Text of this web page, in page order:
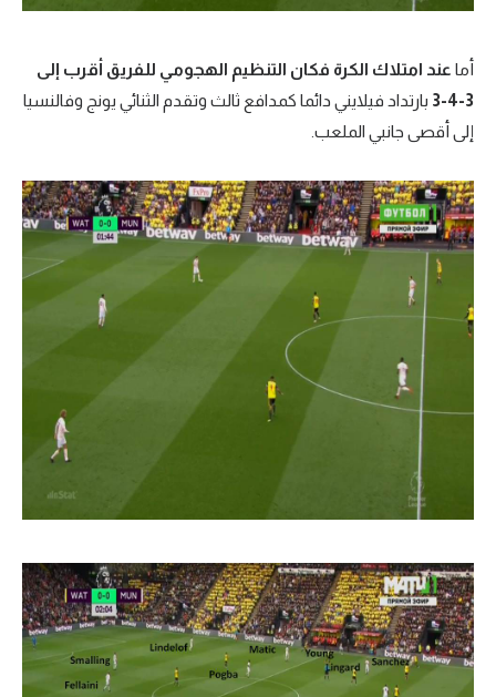
أما عند امتلاك الكرة فكان التنظيم الهجومي للفريق أقرب إلى
3-4-3
بارتداد فيلايني دائما كمدافع ثالث وتقدم الثنائي يونج وفالنسيا
إلى أقصى جانبي الملعب.